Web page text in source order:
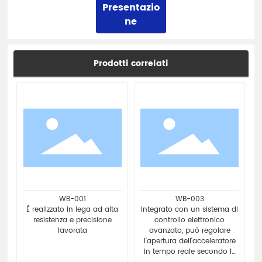
Presentazio
ne
Prodotti correlati
WB-001
È realizzato in lega ad alta
resistenza e precisione
lavorata
WB-003
Integrato con un sistema di
controllo elettronico
avanzato, può regolare
l'apertura dell'acceleratore
in tempo reale secondo le